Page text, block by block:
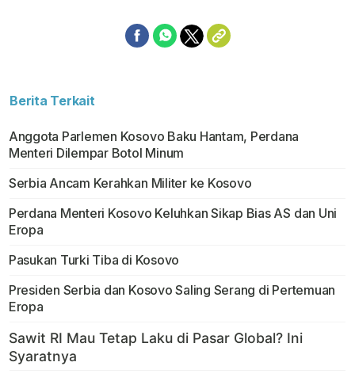
Berita Terkait
Anggota Parlemen Kosovo Baku Hantam, Perdana
Menteri Dilempar Botol Minum
Serbia Ancam Kerahkan Militer ke Kosovo
Perdana Menteri Kosovo Keluhkan Sikap Bias AS dan Uni
Eropa
Pasukan Turki Tiba di Kosovo
Presiden Serbia dan Kosovo Saling Serang di Pertemuan
Eropa